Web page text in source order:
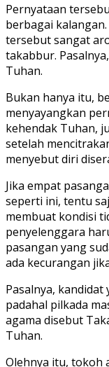
Pernyataan
berbagai
tersebut sangat
takabbur.
Tuhan.
Bukan hanya itu,
menyayangkan
kehendak Tuhan,
setelah
menyebut diri
Jika empat
seperti ini, tentu
membuat kondisi
penyelenggara
pasangan yang
ada kecurangan
Pasalnya,
padahal pilkada
agama disebut
Tuhan.
Olehnya itu, tokoh